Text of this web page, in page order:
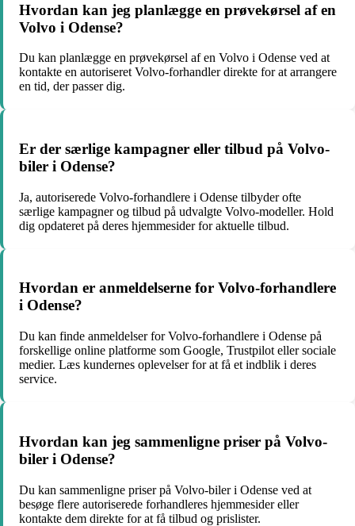
Hvordan kan jeg planlægge en prøvekørsel af en
Volvo i Odense?
Du kan planlægge en prøvekørsel af en Volvo i Odense ved at
kontakte en autoriseret Volvo-forhandler direkte for at arrangere
en tid, der passer dig.
Er der særlige kampagner eller tilbud på Volvo-
biler i Odense?
Ja, autoriserede Volvo-forhandlere i Odense tilbyder ofte
særlige kampagner og tilbud på udvalgte Volvo-modeller. Hold
dig opdateret på deres hjemmesider for aktuelle tilbud.
Hvordan er anmeldelserne for Volvo-forhandlere
i Odense?
Du kan finde anmeldelser for Volvo-forhandlere i Odense på
forskellige online platforme som Google, Trustpilot eller sociale
medier. Læs kundernes oplevelser for at få et indblik i deres
service.
Hvordan kan jeg sammenligne priser på Volvo-
biler i Odense?
Du kan sammenligne priser på Volvo-biler i Odense ved at
besøge flere autoriserede forhandleres hjemmesider eller
kontakte dem direkte for at få tilbud og prislister.